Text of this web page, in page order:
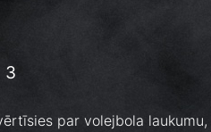
3
par volejbola